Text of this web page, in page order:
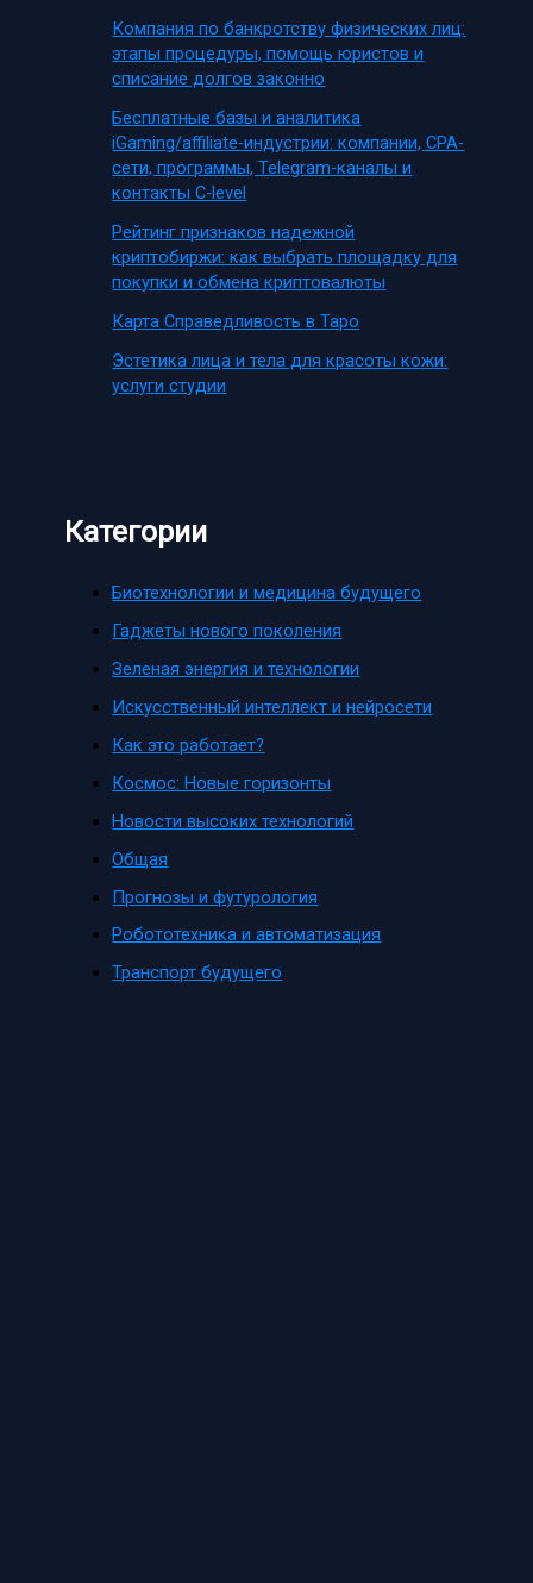
Компания по банкротству физических лиц:
этапы процедуры, помощь юристов и
списание долгов законно
Бесплатные базы и аналитика
iGaming/affiliate-индустрии: компании, CPA-
сети, программы, Telegram-каналы и
контакты C-level
Рейтинг признаков надежной
криптобиржи: как выбрать площадку для
покупки и обмена криптовалюты
Карта Справедливость в Таро
Эстетика лица и тела для красоты кожи:
услуги студии
Категории
Биотехнологии и медицина будущего
Гаджеты нового поколения
Зеленая энергия и технологии
Искусственный интеллект и нейросети
Как это работает?
Космос: Новые горизонты
Новости высоких технологий
Общая
Прогнозы и футурология
Робототехника и автоматизация
Транспорт будущего